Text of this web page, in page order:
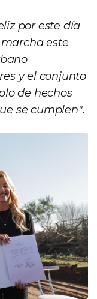
por este día
este
y el conjunto
de hechos
se cumplen".